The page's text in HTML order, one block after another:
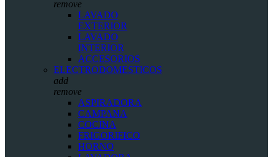
remove
LAVADO
EXTERIOR
LAVADO
INTERIOR
ACCESORIOS
ELECTRODOMESTICOS
add
remove
ASPIRADORA
CAMPANA
COCINA
FRIGORIFICO
HORNO